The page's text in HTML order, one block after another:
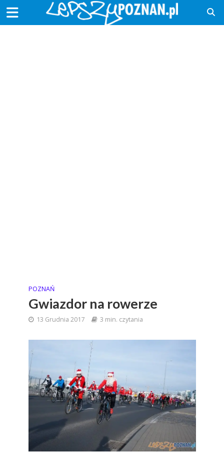
POZNAŃ
Gwiazdor na rowerze
13 Grudnia 2017 3 min. czytania